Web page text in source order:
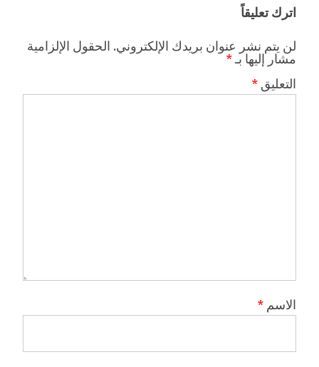
اترك تعليقاً
لن يتم نشر عنوان بريدك الإلكتروني. الحقول الإلزامية
مشار إليها بـ *
التعليق *
الاسم *